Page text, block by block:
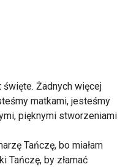
święte. Żadnych więcej
matkami, jesteśmy
pięknymi stworzeniami
Tańczę, bo miałam
Tańczę, by złamać